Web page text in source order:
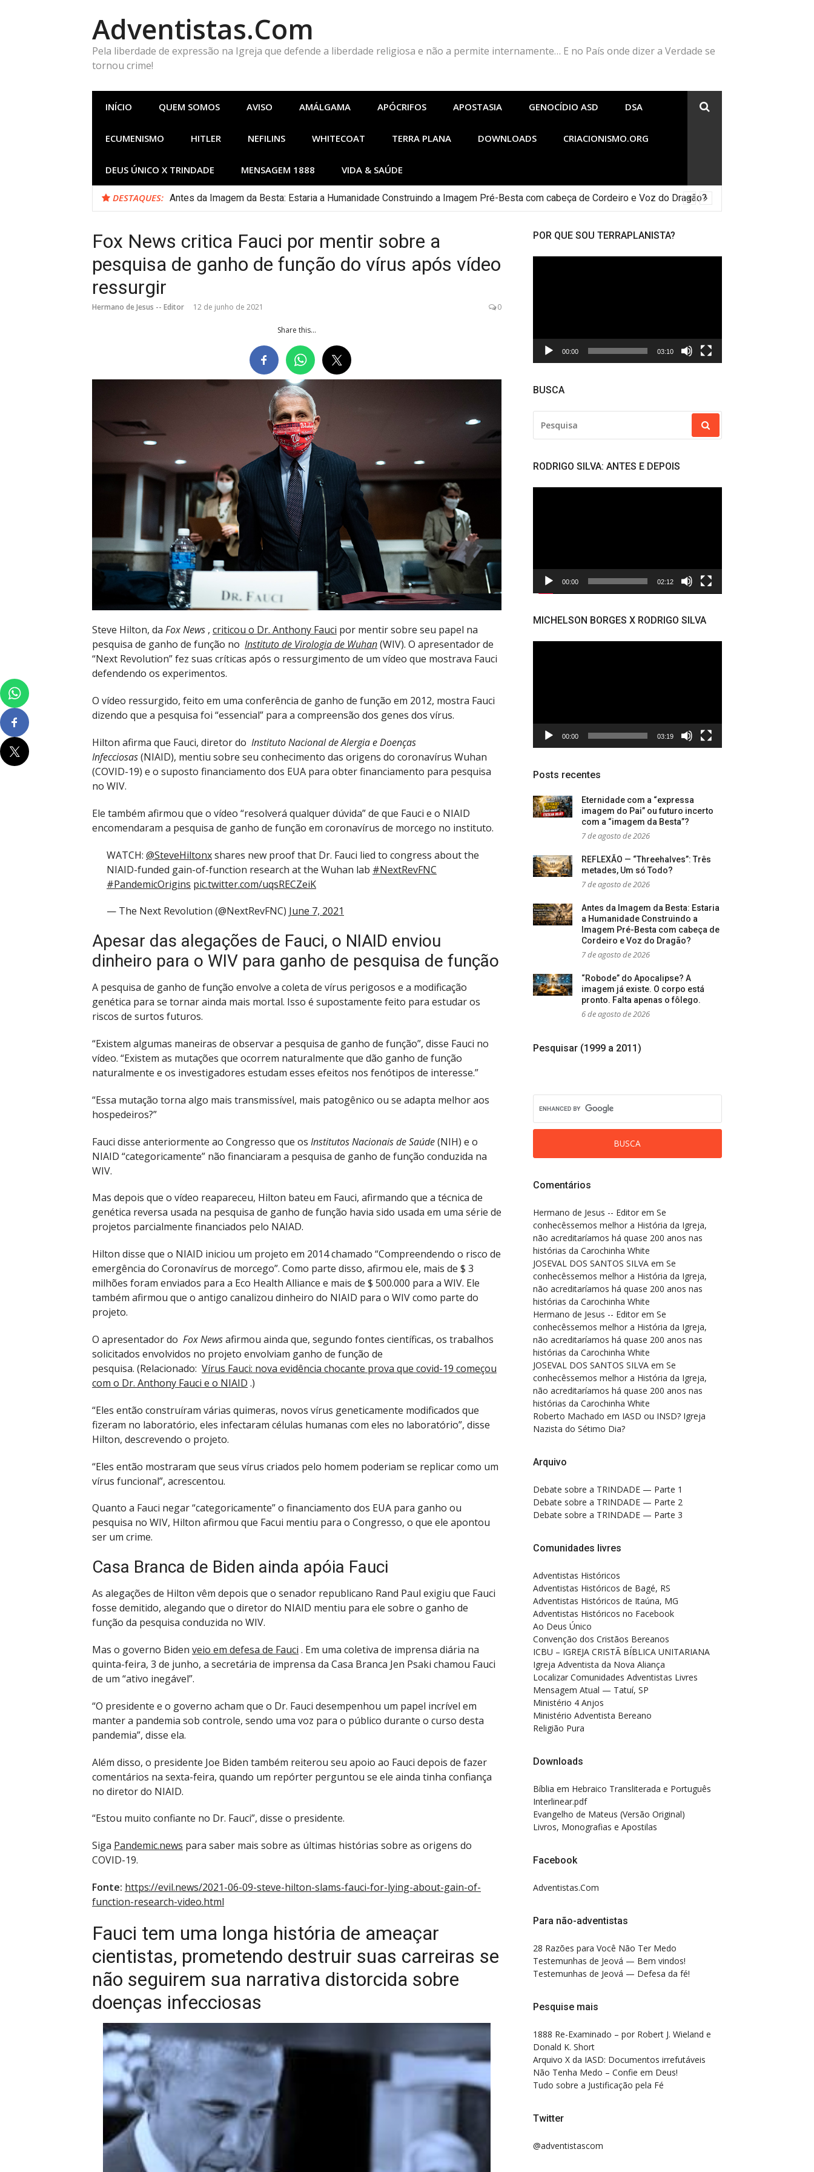
Adventistas.Com
Pela liberdade de expressão na Igreja que defende a liberdade religiosa e não a permite internamente… E no País onde dizer a Verdade se
tornou crime!
INÍCIO QUEM SOMOS AVISO AMÁLGAMA APÓCRIFOS APOSTASIA GENOCÍDIO ASD DSA
ECUMENISMO HITLER NEFILINS WHITECOAT TERRA PLANA DOWNLOADS CRIACIONISMO.ORG
DEUS ÚNICO X TRINDADE MENSAGEM 1888 VIDA & SAÚDE
DESTAQUES: Antes da Imagem da Besta: Estaria a Humanidade Construindo a Imagem Pré-Besta com cabeça de Cordeiro e Voz do Dragão?
Fox News critica Fauci por mentir sobre a
pesquisa de ganho de função do vírus após vídeo
ressurgir
Hermano de Jesus -- Editor 12 de junho de 2021 0
Share this...
Steve Hilton, da Fox News , criticou o Dr. Anthony Fauci por mentir sobre seu papel na
pesquisa de ganho de função no Instituto de Virologia de Wuhan(WIV). O apresentador de
“Next Revolution” fez suas críticas após o ressurgimento de um vídeo que mostrava Fauci
defendendo os experimentos.
O vídeo ressurgido, feito em uma conferência de ganho de função em 2012, mostra Fauci
dizendo que a pesquisa foi “essencial” para a compreensão dos genes dos vírus.
Hilton afirma que Fauci, diretor do Instituto Nacional de Alergia e Doenças
Infecciosas(NIAID), mentiu sobre seu conhecimento das origens do coronavírus Wuhan
(COVID-19) e o suposto financiamento dos EUA para obter financiamento para pesquisa
no WIV.
Ele também afirmou que o vídeo “resolverá qualquer dúvida” de que Fauci e o NIAID
encomendaram a pesquisa de ganho de função em coronavírus de morcego no instituto.
WATCH: @SteveHiltonxshares new proof that Dr. Fauci lied to congress about the
NIAID-funded gain-of-function research at the Wuhan lab #NextRevFNC
#PandemicOrigins pic.twitter.com/uqsRECZeiK
— The Next Revolution (@NextRevFNC) June 7, 2021
Apesar das alegações de Fauci, o NIAID enviou
dinheiro para o WIV para ganho de pesquisa de função
A pesquisa de ganho de função envolve a coleta de vírus perigosos e a modificação
genética para se tornar ainda mais mortal. Isso é supostamente feito para estudar os
riscos de surtos futuros.
“Existem algumas maneiras de observar a pesquisa de ganho de função”, disse Fauci no
vídeo. “Existem as mutações que ocorrem naturalmente que dão ganho de função
naturalmente e os investigadores estudam esses efeitos nos fenótipos de interesse.”
“Essa mutação torna algo mais transmissível, mais patogênico ou se adapta melhor aos
hospedeiros?”
Fauci disse anteriormente ao Congresso que os Institutos Nacionais de Saúde(NIH) e o
NIAID “categoricamente” não financiaram a pesquisa de ganho de função conduzida na
WIV.
Mas depois que o vídeo reapareceu, Hilton bateu em Fauci, afirmando que a técnica de
genética reversa usada na pesquisa de ganho de função havia sido usada em uma série de
projetos parcialmente financiados pelo NAIAD.
Hilton disse que o NIAID iniciou um projeto em 2014 chamado “Compreendendo o risco de
emergência do Coronavírus de morcego”. Como parte disso, afirmou ele, mais de $ 3
milhões foram enviados para a Eco Health Alliance e mais de $ 500.000 para a WIV. Ele
também afirmou que o antigo canalizou dinheiro do NIAID para o WIV como parte do
projeto.
O apresentador do Fox Newsafirmou ainda que, segundo fontes científicas, os trabalhos
solicitados envolvidos no projeto envolviam ganho de função de
pesquisa. (Relacionado: Vírus Fauci: nova evidência chocante prova que covid-19 começou
com o Dr. Anthony Fauci e o NIAID .)
“Eles então construíram várias quimeras, novos vírus geneticamente modificados que
fizeram no laboratório, eles infectaram células humanas com eles no laboratório”, disse
Hilton, descrevendo o projeto.
“Eles então mostraram que seus vírus criados pelo homem poderiam se replicar como um
vírus funcional”, acrescentou.
Quanto a Fauci negar “categoricamente” o financiamento dos EUA para ganho ou
pesquisa no WIV, Hilton afirmou que Facui mentiu para o Congresso, o que ele apontou
ser um crime.
Casa Branca de Biden ainda apóia Fauci
As alegações de Hilton vêm depois que o senador republicano Rand Paul exigiu que Fauci
fosse demitido, alegando que o diretor do NIAID mentiu para ele sobre o ganho de
função da pesquisa conduzida no WIV.
Mas o governo Biden veio em defesa de Fauci . Em uma coletiva de imprensa diária na
quinta-feira, 3 de junho, a secretária de imprensa da Casa Branca Jen Psaki chamou Fauci
de um “ativo inegável”.
“O presidente e o governo acham que o Dr. Fauci desempenhou um papel incrível em
manter a pandemia sob controle, sendo uma voz para o público durante o curso desta
pandemia”, disse ela.
Além disso, o presidente Joe Biden também reiterou seu apoio ao Fauci depois de fazer
comentários na sexta-feira, quando um repórter perguntou se ele ainda tinha confiança
no diretor do NIAID.
“Estou muito confiante no Dr. Fauci”, disse o presidente.
Siga Pandemic.news para saber mais sobre as últimas histórias sobre as origens do
COVID-19.
Fonte: https://evil.news/2021-06-09-steve-hilton-slams-fauci-for-lying-about-gain-of-
function-research-video.html
Fauci tem uma longa história de ameaçar
cientistas, prometendo destruir suas carreiras se
não seguirem sua narrativa distorcida sobre
doenças infecciosas
POR QUE SOU TERRAPLANISTA?
00:00 03:10
BUSCA
POR:
RODRIGO SILVA: ANTES E DEPOIS
00:00 02:12
MICHELSON BORGES X RODRIGO SILVA
00:00 03:19
Posts recentes
Eternidade com a “expressa
imagem do Pai” ou futuro incerto
com a “imagem da Besta”?
7 de agosto de 2026
REFLEXÃO — “Threehalves”: Três
metades, Um só Todo?
7 de agosto de 2026
Antes da Imagem da Besta: Estaria
a Humanidade Construindo a
Imagem Pré-Besta com cabeça de
Cordeiro e Voz do Dragão?
7 de agosto de 2026
“Robode” do Apocalipse? A
imagem já existe. O corpo está
pronto. Falta apenas o fôlego.
6 de agosto de 2026
Pesquisar (1999 a 2011)
Comentários
Hermano de Jesus -- Editor em Se
conhecêssemos melhor a História da Igreja,
não acreditaríamos há quase 200 anos nas
histórias da Carochinha White
JOSEVAL DOS SANTOS SILVA em Se
conhecêssemos melhor a História da Igreja,
não acreditaríamos há quase 200 anos nas
histórias da Carochinha White
Hermano de Jesus -- Editor em Se
conhecêssemos melhor a História da Igreja,
não acreditaríamos há quase 200 anos nas
histórias da Carochinha White
JOSEVAL DOS SANTOS SILVA em Se
conhecêssemos melhor a História da Igreja,
não acreditaríamos há quase 200 anos nas
histórias da Carochinha White
Roberto Machado em IASD ou INSD? Igreja
Nazista do Sétimo Dia?
Arquivo
Debate sobre a TRINDADE — Parte 1
Debate sobre a TRINDADE — Parte 2
Debate sobre a TRINDADE — Parte 3
Comunidades livres
Adventistas Históricos
Adventistas Históricos de Bagé, RS
Adventistas Históricos de Itaúna, MG
Adventistas Históricos no Facebook
Ao Deus Único
Convenção dos Cristãos Bereanos
ICBU – IGREJA CRISTÃ BÍBLICA UNITARIANA
Igreja Adventista da Nova Aliança
Localizar Comunidades Adventistas Livres
Mensagem Atual — Tatuí, SP
Ministério 4 Anjos
Ministério Adventista Bereano
Religião Pura
Downloads
Bíblia em Hebraico Transliterada e Português
Interlinear.pdf
Evangelho de Mateus (Versão Original)
Livros, Monografias e Apostilas
Facebook
Adventistas.Com
Para não-adventistas
28 Razões para Você Não Ter Medo
Testemunhas de Jeová — Bem vindos!
Testemunhas de Jeová — Defesa da fé!
Pesquise mais
1888 Re-Examinado – por Robert J. Wieland e
Donald K. Short
Arquivo X da IASD: Documentos irrefutáveis
Não Tenha Medo – Confie em Deus!
Tudo sobre a Justificação pela Fé
Twitter
@adventistascom